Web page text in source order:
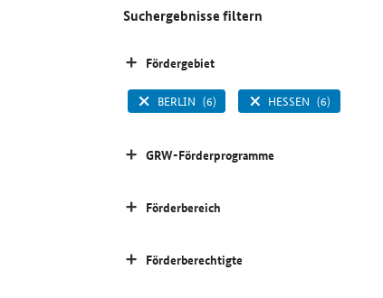
Suchergebnisse filtern
Fördergebiet
BERLIN (6) HESSEN (6)
GRW-Förderprogramme
Förderbereich
Förderberechtigte